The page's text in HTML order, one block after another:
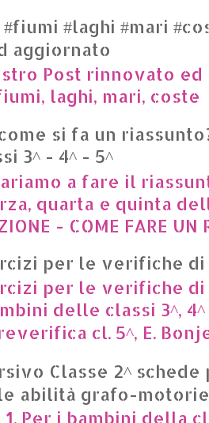
#laghi #mari
aggiornato
Post rinnovato
laghi, mari, coste
si fa un
3^ - 4^ - 5^
a fare il
quarta e quinta
- COME FARE UN
per le verifiche
per le verifiche
delle classi 3^,
cl. 5^, E.
Classe 2^
abilità grafo-motorie
i bambini della